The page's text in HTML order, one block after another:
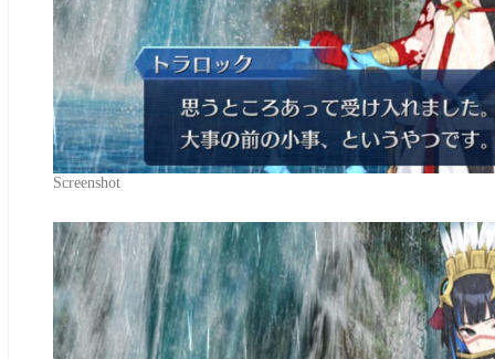
Screenshot